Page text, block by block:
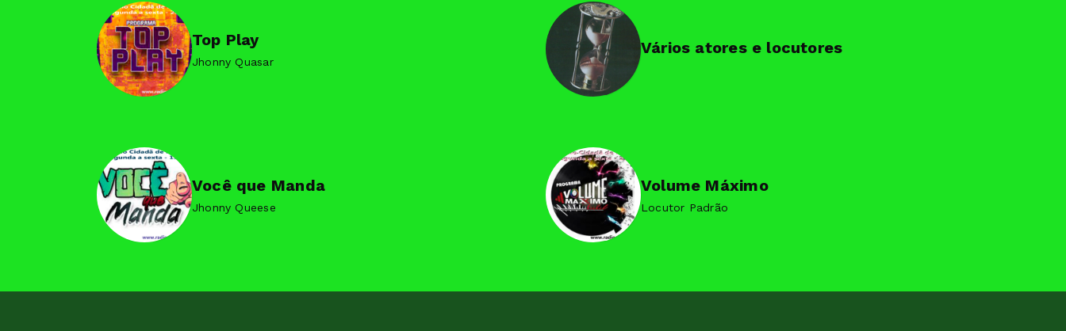
Top Play
Jhonny Quasar
Vários atores e locutores
Você que Manda
Jhonny Queese
Volume Máximo
Locutor Padrão